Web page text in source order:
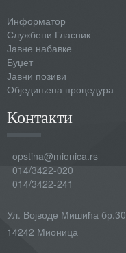
Информатор
Службени Гласник
Јавне набавке
Буџет
Јавни позиви
Обједињена процедура
Контакти
opstina@mionica.rs
014/3422-020
014/3422-241
Ул. Војводе Мишића бр.30
14242 Мионица